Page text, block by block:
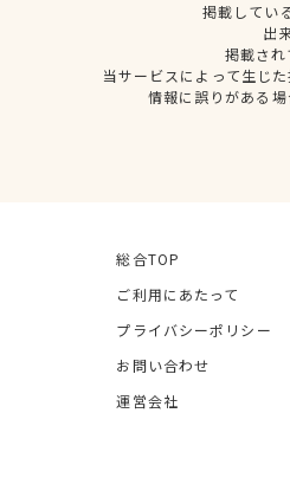
掲載してい
出
掲載さ
当サービスによって生じ
情報に誤りがある
総合TOP
ご利用にあたって
プライバシーポリシー
お問い合わせ
運営会社